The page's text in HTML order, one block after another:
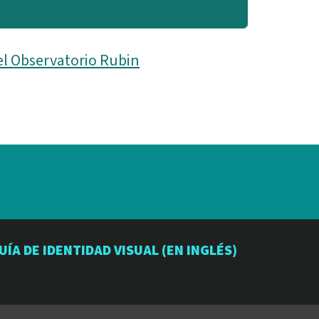
Observatorio Rubin
DE IDENTIDAD VISUAL (EN INGLÉS)